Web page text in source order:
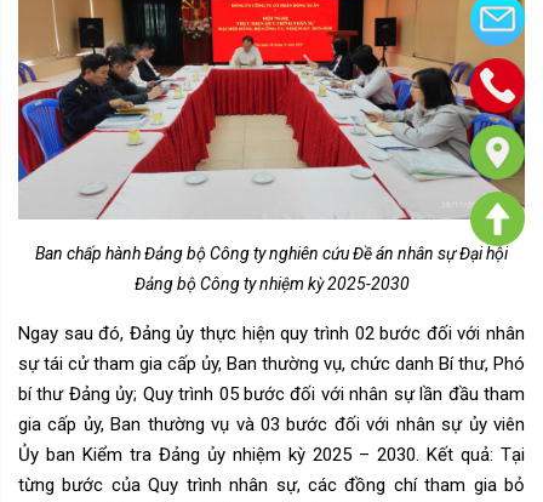
Ban chấp hành Đảng bộ Công ty nghiên cứu Đề án nhân sự Đại hội
Đảng bộ Công ty nhiệm kỳ 2025-2030
Ngay sau đó, Đảng ủy thực hiện quy trình 02 bước đối với nhân
sự tái cử tham gia cấp ủy, Ban thường vụ, chức danh Bí thư, Phó
bí thư Đảng ủy; Quy trình 05 bước đối với nhân sự lần đầu tham
gia cấp ủy, Ban thường vụ và 03 bước đối với nhân sự ủy viên
Ủy ban Kiểm tra Đảng ủy nhiệm kỳ 2025 – 2030. Kết quả: Tại
từng bước của Quy trình nhân sự, các đồng chí tham gia bỏ